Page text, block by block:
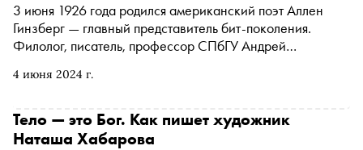
4 июня 2024 г.
3 июня 1926 года родился американский поэт Аллен
Гинзберг — главный представитель бит-поколения.
Филолог, писатель, профессор СПбГУ Андрей
битниками и современной неолиберальной повесткой,
СССР и о том, стоит ли ждать появления новых бунтарей
в литературе
Тело — это Бог. Как пишет художник
Наташа Хабарова